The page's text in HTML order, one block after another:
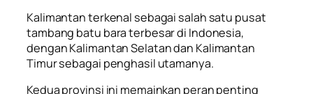
Kalimantan terkenal sebagai salah satu pusat
tambang batu bara terbesar di Indonesia,
dengan Kalimantan Selatan dan Kalimantan
Timur sebagai penghasil utamanya.
Kedua provinsi ini memainkan peran penting